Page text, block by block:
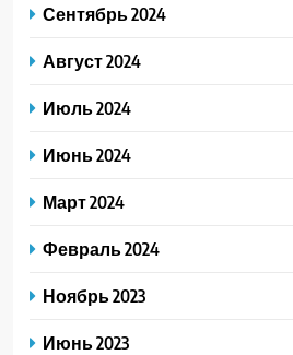
Сентябрь 2024
Август 2024
Июль 2024
Июнь 2024
Март 2024
Февраль 2024
Ноябрь 2023
Июнь 2023